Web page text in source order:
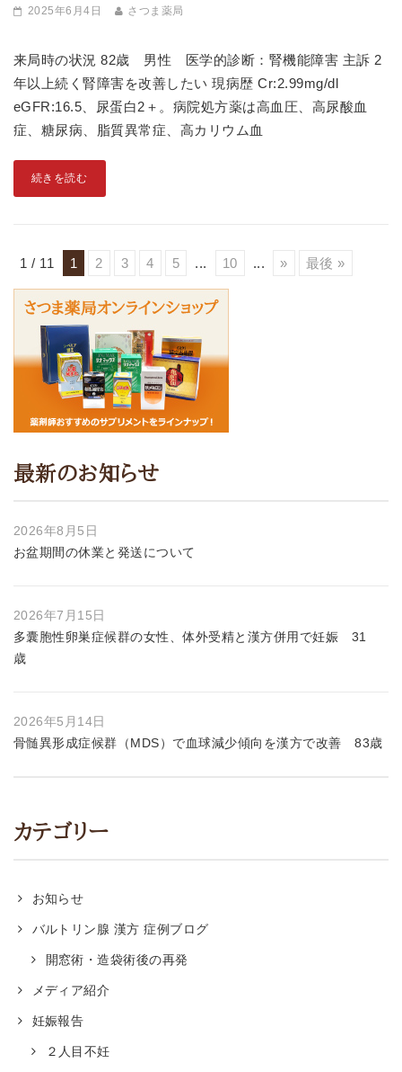
2025年6月4日 さつま薬局
来局時の状況 82歳 男性 医学的診断：腎機能障害 主訴 2
年以上続く腎障害を改善したい 現病歴 Cr:2.99mg/dl
eGFR:16.5、尿蛋白2＋。病院処方薬は高血圧、高尿酸血
症、糖尿病、脂質異常症、高カリウム血
続きを読む
1 / 11 1 2 3 4 5 ... 10 ... » 最後 »
最新のお知らせ
2026年8月5日
お盆期間の休業と発送について
2026年7月15日
多囊胞性卵巣症候群の女性、体外受精と漢方併用で妊娠 31
歳
2026年5月14日
骨髄異形成症候群（MDS）で血球減少傾向を漢方で改善 83歳
カテゴリー
お知らせ
バルトリン腺 漢方 症例ブログ
開窓術・造袋術後の再発
メディア紹介
妊娠報告
２人目不妊